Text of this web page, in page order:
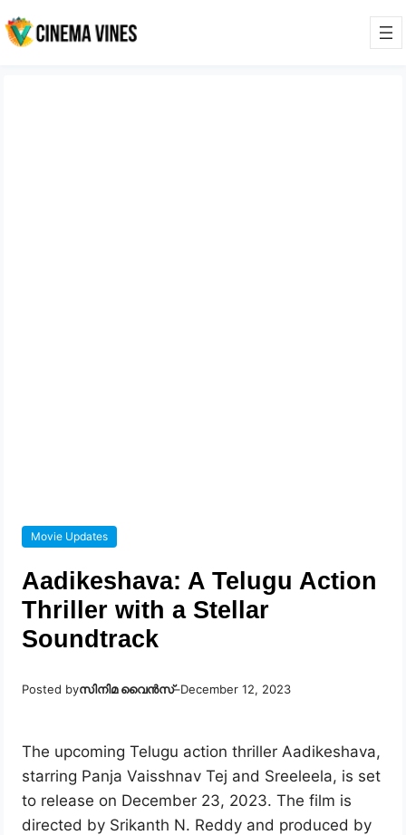
Movie Updates
Aadikeshava: A Telugu Action
Thriller with a Stellar
Soundtrack
Posted byസിനിമ വൈൻസ്–December 12, 2023
The upcoming Telugu action thriller Aadikeshava,
starring Panja Vaisshnav Tej and Sreeleela, is set
to release on December 23, 2023. The film is
directed by Srikanth N. Reddy and produced by